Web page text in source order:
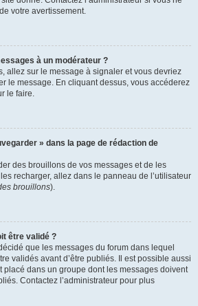
votre avertissement.
à un modérateur ?
allez sur le message à signaler et vous devriez
le message. En cliquant dessus, vous accéderez
le faire.
» dans la page de rédaction de
des brouillons de vos messages et de les
recharger, allez dans le panneau de l’utilisateur
brouillons).
être validé ?
que les messages du forum dans lequel
validés avant d’être publiés. Il est possible aussi
placé dans un groupe dont les messages doivent
Contactez l’administrateur pour plus